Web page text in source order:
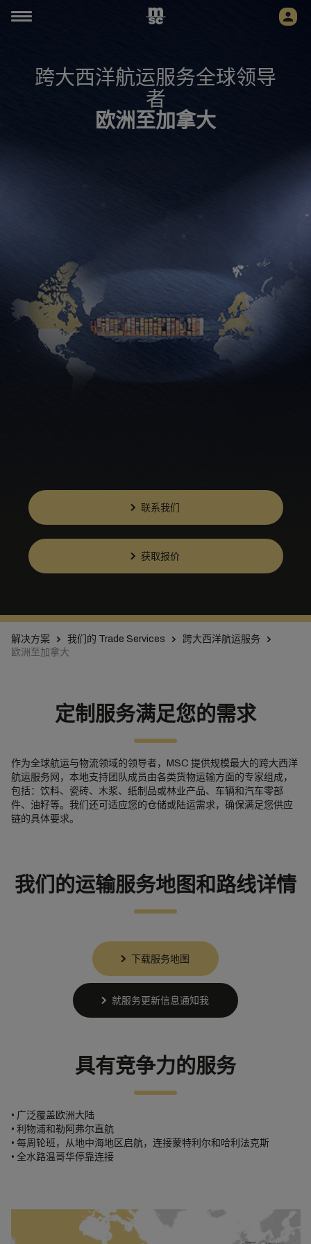
跨大西洋航运服务全球领导
者
欧洲至加拿大
联系我们
获取报价
解决方案 我们的 Trade Services
跨大西洋航运服务
欧洲至加拿大
定制服务满足您的需求
作为全球航运与物流领域的领导者，MSC 提供规模最大的跨大西洋
航运服务网，本地支持团队成员由各类货物运输方面的专家组成，
包括：饮料、瓷砖、木浆、纸制品或林业产品、车辆和汽车零部
件、油籽等。我们还可适应您的仓储或陆运需求，确保满足您供应
链的具体要求。
我们的运输服务地图和路线详情
下载服务地图
就服务更新信息通知我
具有竞争力的服务
• 广泛覆盖欧洲大陆
• 利物浦和勒阿弗尔直航
• 每周轮班，从地中海地区启航，连接蒙特利尔和哈利法克斯
• 全水路温哥华停靠连接